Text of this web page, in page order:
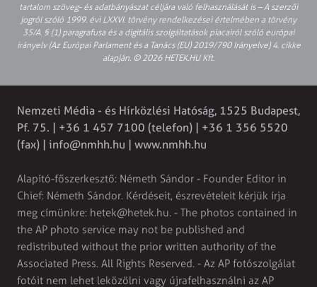
tartalom szöveg- és adatbányászat céljára való felhasználását is – A szerzői
jogról szóló 1999. évi LXXVI. törvény rendelkezései értelmében a törvény
35/A. § (1) paragrafusa és a digitális szolgáltatások piacairól szóló európai
irányelv (Az Európai Parlament és a Tanács (EU) 2019/790 Irányelve) 4. cikke
alapján. © 2026 HETEK.HU Kft.
Nemzeti Média - és Hírközlési Hatóság, 1525 Budapest,
Pf. 75. | +36 1 457 7100 (telefon) | +36 1 356 5520
(fax) | info@nmhh.hu | www.nmhh.hu
Alapító-főszerkesztő: Németh Sándor - Founder Editor in
Chief: Németh Sándor. Kérdéseit, észrevételeit kérjük írja
meg címünkre: hetek@hetek.hu. - The photos contained in
the AP photo service may not be published and
redistributed without the prior written authority of the
Associated Press. All Rights Reserved. - Az AP fotószolgálat
fotóit nem lehet leközölni vagy újrafelhasználni az AP